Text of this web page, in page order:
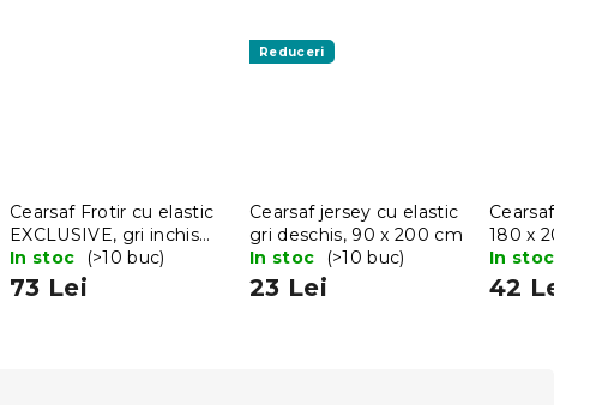
Cearsaf Frotir cu elastic
EXCLUSIVE, gri inchis
200x220 cm
In stoc (>10 buc)
73 Lei
Reduceri
Cearsaf jersey cu elastic
gri deschis, 90 x 200 cm
In stoc
(>10 buc)
23 Lei
Cearsaf
180 x 200
deschis
In stoc
42 Lei